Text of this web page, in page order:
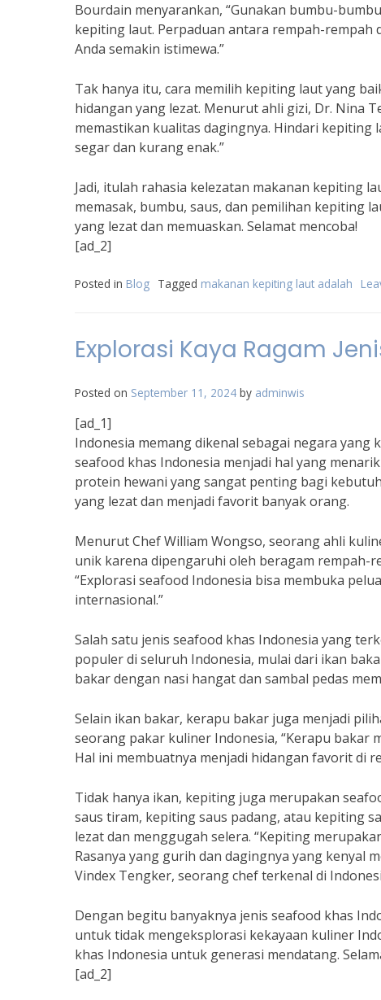
Bourdain menyarankan, “Gunakan bumbu-
kepiting laut. Perpaduan antara rempah-rempah
Anda semakin istimewa.”
Tak hanya itu, cara memilih kepiting laut yang
hidangan yang lezat. Menurut ahli gizi, Dr. Nina
memastikan kualitas dagingnya. Hindari kepiting
segar dan kurang enak.”
Jadi, itulah rahasia kelezatan makanan kepiting
memasak, bumbu, saus, dan pemilihan kepiting
yang lezat dan memuaskan. Selamat mencoba!
[ad_2]
Posted in Blog Tagged makanan kepiting laut adalah
Explorasi Kaya Ragam
Posted on September 11, 2024 by adminwis
[ad_1]
Indonesia memang dikenal sebagai negara yang
seafood khas Indonesia menjadi hal yang
protein hewani yang sangat penting bagi
yang lezat dan menjadi favorit banyak orang.
Menurut Chef William Wongso, seorang ahli
unik karena dipengaruhi oleh beragam rempah-
“Explorasi seafood Indonesia bisa membuka
internasional.”
Salah satu jenis seafood khas Indonesia yang
populer di seluruh Indonesia, mulai dari ikan
bakar dengan nasi hangat dan sambal pedas
Selain ikan bakar, kerapu bakar juga menjadi
seorang pakar kuliner Indonesia, “Kerapu bakar
Hal ini membuatnya menjadi hidangan favorit di
Tidak hanya ikan, kepiting juga merupakan
saus tiram, kepiting saus padang, atau kepiting
lezat dan menggugah selera. “Kepiting
Rasanya yang gurih dan dagingnya yang kenyal
Vindex Tengker, seorang chef terkenal di
Dengan begitu banyaknya jenis seafood khas
untuk tidak mengeksplorasi kekayaan kuliner
khas Indonesia untuk generasi mendatang.
[ad_2]